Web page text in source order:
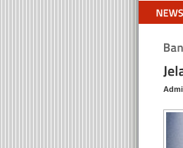
Pemkab Tangerang Akui Ada